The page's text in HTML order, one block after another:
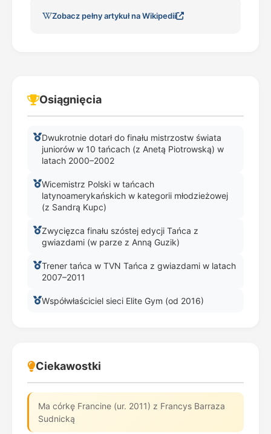
Zobacz pełny artykuł na Wikipedii
Osiągnięcia
Dwukrotnie dotarł do finału mistrzostw świata
juniorów w 10 tańcach (z Anetą Piotrowską) w
latach 2000–2002
Wicemistrz Polski w tańcach
latynoamerykańskich w kategorii młodzieżowej
(z Sandrą Kupc)
Zwycięzca finału szóstej edycji Tańca z
gwiazdami (w parze z Anną Guzik)
Trener tańca w TVN Tańca z gwiazdami w latach
2007–2011
Współwłaściciel sieci Elite Gym (od 2016)
Ciekawostki
Ma córkę Francine (ur. 2011) z Francys Barraza
Sudnicką